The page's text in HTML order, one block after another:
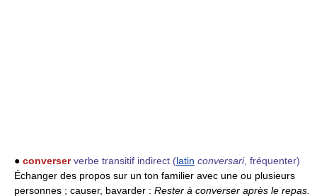
● converser verbe transitif indirect (latin conversari, fréquenter)
Échanger des propos sur un ton familier avec une ou plusieurs
personnes ; causer, bavarder : Rester à converser après le repas.